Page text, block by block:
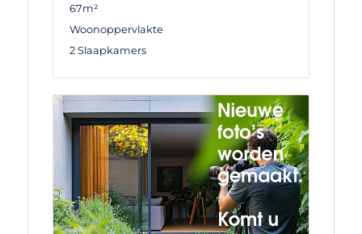
67m²
Woonoppervlakte
2 Slaapkamers